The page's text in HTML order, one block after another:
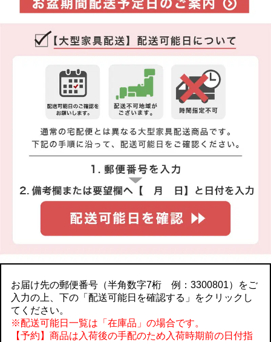
お届け先の郵便番号（半角数字7桁 例：3300801）をご
入力の上、下の「配送可能日を確認する」をクリックし
てください。
※配送可能日一覧は「在庫品」の場合です。
【予約】商品は入荷後の手配のため入荷時期前の日付指